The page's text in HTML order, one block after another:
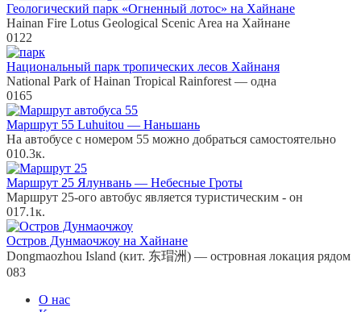
Геологический парк «Огненный лотос» на Хайнане
Hainan Fire Lotus Geological Scenic Area на Хайнане
0122
Национальный парк тропических лесов Хайнаня
National Park of Hainan Tropical Rainforest — одна
0165
Маршрут 55 Luhuitou — Наньшань
На автобусе с номером 55 можно добраться самостоятельно
010.3к.
Маршрут 25 Ялунвань — Небесные Гроты
Маршрут 25-ого автобус является туристическим - он
017.1к.
Остров Дунмаочжоу на Хайнане
Dongmaozhou Island (кит. 东瑁洲) — островная локация рядом
083
О нас